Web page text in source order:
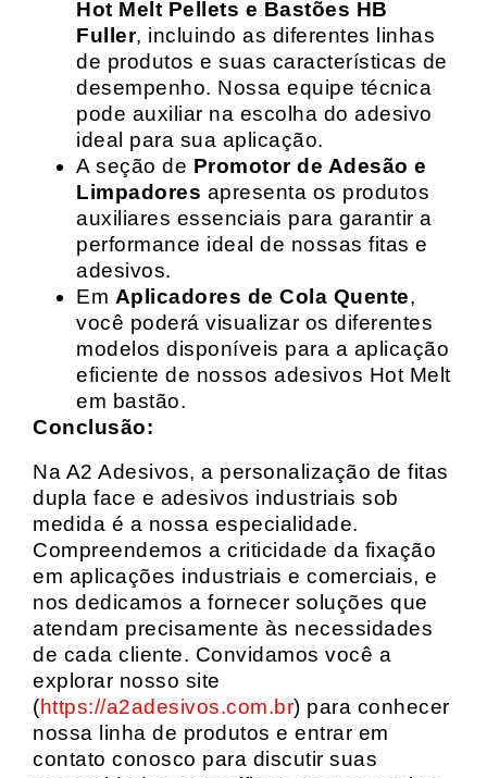
Hot Melt Pellets e Bastões HB
Fuller, incluindo as diferentes linhas
de produtos e suas características de
desempenho. Nossa equipe técnica
pode auxiliar na escolha do adesivo
ideal para sua aplicação.
A seção de Promotor de Adesão e
Limpadores apresenta os produtos
auxiliares essenciais para garantir a
performance ideal de nossas fitas e
adesivos.
Em Aplicadores de Cola Quente,
você poderá visualizar os diferentes
modelos disponíveis para a aplicação
eficiente de nossos adesivos Hot Melt
em bastão.
Conclusão:
Na A2 Adesivos, a personalização de fitas
dupla face e adesivos industriais sob
medida é a nossa especialidade.
Compreendemos a criticidade da fixação
em aplicações industriais e comerciais, e
nos dedicamos a fornecer soluções que
atendam precisamente às necessidades
de cada cliente. Convidamos você a
explorar nosso site
(https://a2adesivos.com.br) para conhecer
nossa linha de produtos e entrar em
contato conosco para discutir suas